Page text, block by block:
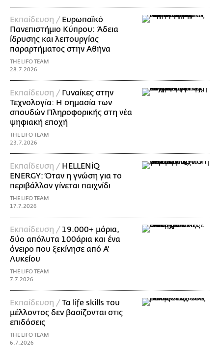
Εκπαίδευση / Ευρωπαϊκό
Πανεπιστήμιο Κύπρου: Άδεια
ίδρυσης και λειτουργίας
παραρτήματος στην Αθήνα
THE LIFO TEAM
28.7.2026
Εκπαίδευση / Γυναίκες στην
Τεχνολογία: Η σημασία των
σπουδών Πληροφορικής στη νέα
ψηφιακή εποχή
THE LIFO TEAM
23.7.2026
Εκπαίδευση / HELLENiQ
ENERGY: Όταν η γνώση για το
περιβάλλον γίνεται παιχνίδι
THE LIFO TEAM
17.7.2026
Εκπαίδευση / 19.000+ μόρια,
δύο απόλυτα 100άρια και ένα
όνειρο που ξεκίνησε από Α'
Λυκείου
THE LIFO TEAM
7.7.2026
Εκπαίδευση /Τα life skills του
μέλλοντος δεν βασίζονται στις
επιδόσεις
THE LIFO TEAM
6.7.2026